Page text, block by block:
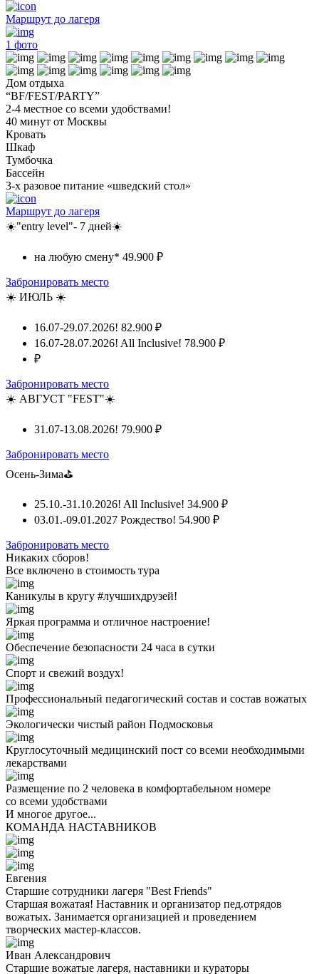
Маршрут до лагеря
1 фото
Дом отдыха
“BF/FEST/PARTY”
2-4 местное со всеми удобствами!
40 минут от Москвы
Кровать
Шкаф
Тумбочка
Бассейн
3-х разовое питание «шведский стол»
Маршрут до лагеря
☀️"entry level"- 7 дней☀️
на любую смену* 49.900 ₽
Забронировать место
☀️ ИЮЛЬ ☀️
16.07-29.07.2026! 82.900 ₽
16.07-28.07.2026! All Inclusive! 78.900 ₽
₽
Забронировать место
☀️ АВГУСТ "FEST"☀️
31.07-13.08.2026! 79.900 ₽
Забронировать место
Осень-Зима⛳
25.10.-31.10.2026! All Inclusive! 34.900 ₽
03.01.-09.01.2027 Рождество! 54.900 ₽
Забронировать место
Никаких сборов!
Все включено в стоимость тура
Каникулы в кругу #лучшихдрузей!
Яркая программа и отличное настроение!
Обеспечение безопасности 24 часа в сутки
Спорт и свежий воздух!
Профессиональный педагогический состав и состав вожатых
Экологически чистый район Подмосковья
Круглосуточный медицинский пост со всеми необходимыми
лекарствами
Размещение по 2 человека в комфортабельном номере
со всеми удобствами
И многое другое...
КОМАНДА НАСТАВНИКОВ
Евгения
Старшие сотрудники лагеря "Best Friends"
Старшая вожатая! Наставник и организатор пед.отрядов
вожатых. Занимается организацией и проведением
творческих мастер-классов.
Иван Александрович
Старшие вожатые лагеря, наставники и кураторы